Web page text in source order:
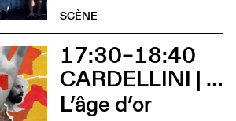
SCÈNE
17:30–18:40
CARDELLINI | GONZALEZ
L’âge d’or